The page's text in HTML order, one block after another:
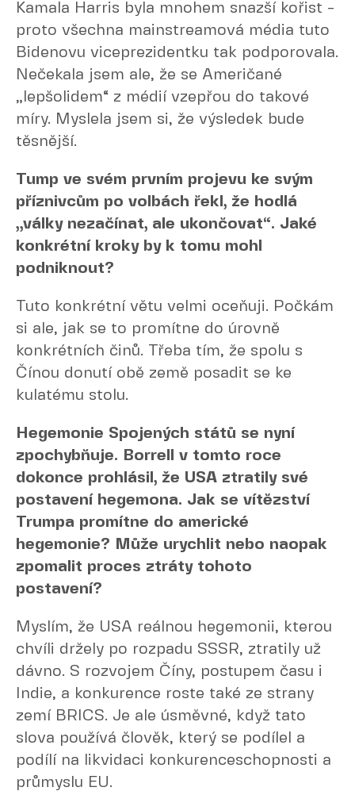
Kamala Harris byla mnohem snazší kořist -
proto všechna mainstreamová média tuto
Bidenovu viceprezidentku tak podporovala.
Nečekala jsem ale, že se Američané
„lepšolidem“ z médií vzepřou do takové
míry. Myslela jsem si, že výsledek bude
těsnější.
Tump ve svém prvním projevu ke svým
příznivcům po volbách řekl, že hodlá
„války nezačínat, ale ukončovat“. Jaké
konkrétní kroky by k tomu mohl
podniknout?
Tuto konkrétní větu velmi oceňuji. Počkám
si ale, jak se to promítne do úrovně
konkrétních činů. Třeba tím, že spolu s
Čínou donutí obě země posadit se ke
kulatému stolu.
Hegemonie Spojených států se nyní
zpochybňuje. Borrell v tomto roce
dokonce prohlásil, že USA ztratily své
postavení hegemona. Jak se vítězství
Trumpa promítne do americké
hegemonie? Může urychlit nebo naopak
zpomalit proces ztráty tohoto
postavení?
Myslím, že USA reálnou hegemonii, kterou
chvíli držely po rozpadu SSSR, ztratily už
dávno. S rozvojem Číny, postupem času i
Indie, a konkurence roste také ze strany
zemí BRICS. Je ale úsměvné, když tato
slova používá člověk, který se podílel a
podílí na likvidaci konkurenceschopnosti a
průmyslu EU.